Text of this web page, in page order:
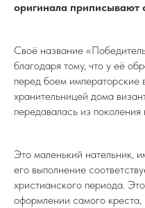
оригинала приписывают
Своё название
благодаря тому, что у её
перед боем императорские
хранительницей дома
передавалась из поколения
Это маленький нательник,
его выполнение
христианского периода.
оформлении самого